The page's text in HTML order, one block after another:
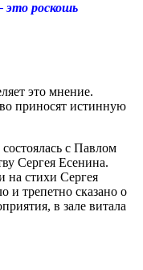
это роскошь
это мнение.
приносят истинную
с Павлом
Сергея Есенина.
на стихи Сергея
и трепетно сказано о
в зале витала